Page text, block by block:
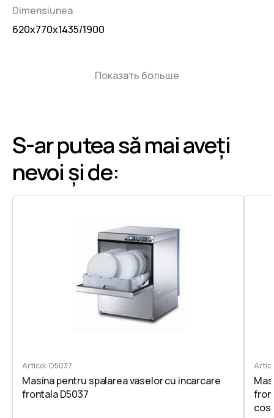
Dimensiunea
620x770x1435/1900
Показать больше
S-ar putea să mai aveți
nevoi și de:
Articol: D5037
Masina pentru spalarea vaselor cu incarcare
frontala D5037